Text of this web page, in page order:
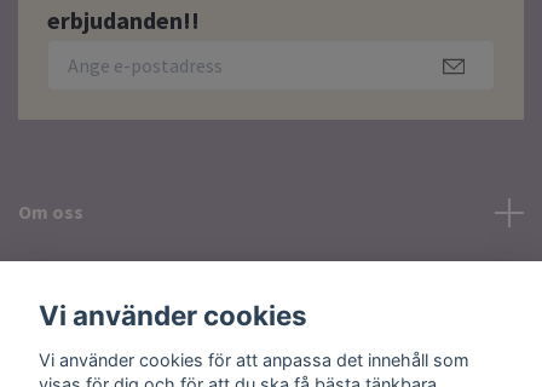
erbjudanden!!
Om oss
Sociala medier
Vi använder cookies
Vi använder cookies för att anpassa det innehåll som